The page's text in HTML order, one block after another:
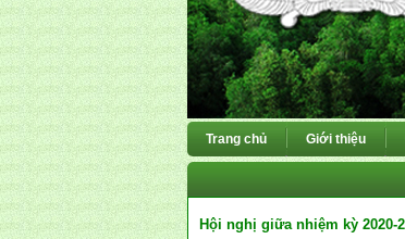
Trang chủ Giới thiệu
Hội nghị giữa nhiệm kỳ